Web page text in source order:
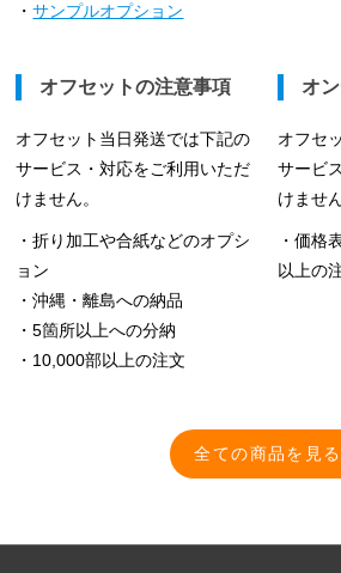
・サンプルオプション
オフセットの注意事項
オフセット当日発送では下記の
サービス・対応をご利用いただ
けません。
・折り加工や合紙などのオプシ
ョン
・沖縄・離島への納品
・5箇所以上への分納
・10,000部以上の注文
オ
オフセ
サービ
けません
・価格
以上の
全ての商品を見る